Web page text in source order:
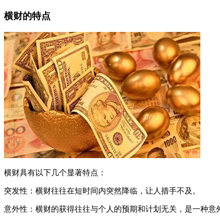
横财的特点
横财具有以下几个显著特点：
突发性：横财往往在短时间内突然降临，让人措手不及。
意外性：横财的获得往往与个人的预期和计划无关，是一种意